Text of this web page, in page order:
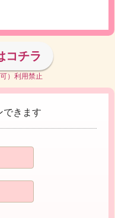
コチラ
）利用禁止
きます